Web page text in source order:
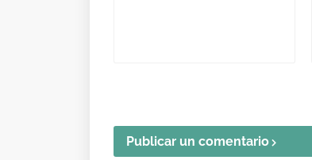
Publicar un comentario